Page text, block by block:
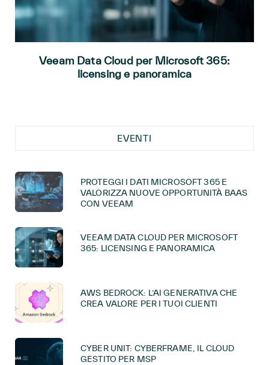
Veeam Data Cloud per Microsoft 365:
licensing e panoramica
EVENTI
PROTEGGI I DATI MICROSOFT 365 E
VALORIZZA NUOVE OPPORTUNITÀ BAAS
CON VEEAM
VEEAM DATA CLOUD PER MICROSOFT
365: LICENSING E PANORAMICA
AWS BEDROCK: L’AI GENERATIVA CHE
CREA VALORE PER I TUOI CLIENTI
CYBER UNIT: CYBERFRAME, IL CLOUD
GESTITO PER MSP